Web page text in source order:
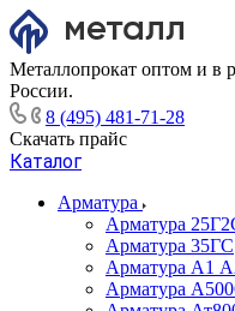
Металлопрокат оптом и в
России.
8 (495) 481-71-28
Скачать прайс
Каталог
Арматура
Арматура
Арматура 35ГС
Арматура А1
Арматура